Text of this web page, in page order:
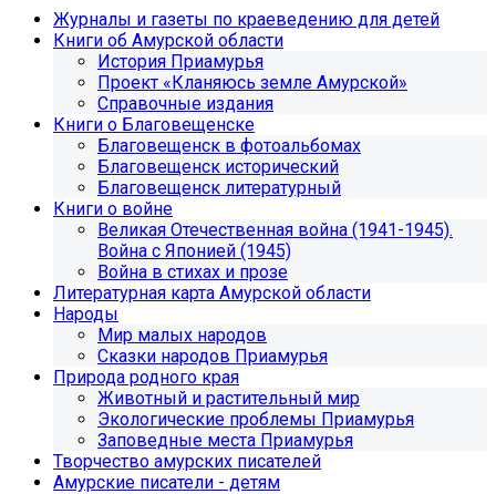
Журналы и газеты по краеведению для детей
Книги об Амурской области
История Приамурья
Проект «Кланяюсь земле Амурской»
Справочные издания
Книги о Благовещенске
Благовещенск в фотоальбомах
Благовещенск исторический
Благовещенск литературный
Книги о войне
Великая Отечественная война (1941-1945).
Война с Японией (1945)
Война в стихах и прозе
Литературная карта Амурской области
Народы
Мир малых народов
Сказки народов Приамурья
Природа родного края
Животный и растительный мир
Экологические проблемы Приамурья
Заповедные места Приамурья
Творчество амурских писателей
Амурские писатели - детям